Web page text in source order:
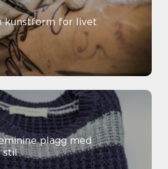
kunstform for livet
stil